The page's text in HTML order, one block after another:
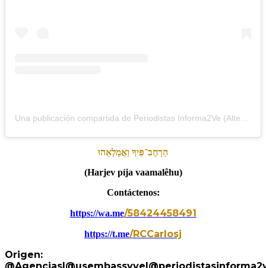
הַרְחֶב־פִּיךָ וַאֲמַלְאֵהוּ
(Harjev píja vaamalêhu)
Contáctenos:
https://wa.me/58424458491
https://t.me/RCCarlosj
Origen:
@Agencias